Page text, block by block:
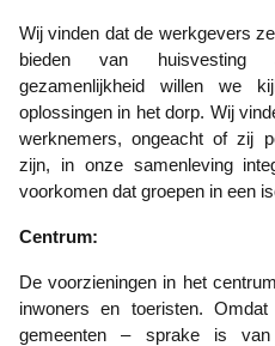
Wij vinden dat de werkgevers zelf verantwoordelijk zijn voor het
bieden van huisvesting
gezamenlijkheid willen we
oplossingen in het dorp. Wij
werknemers, ongeacht of zij
zijn, in onze samenleving
voorkomen dat groepen in een
Centrum:
De voorzieningen in het centrum zijn zeer belangrijk voor onze
inwoners en toeristen.
gemeenten – sprake is